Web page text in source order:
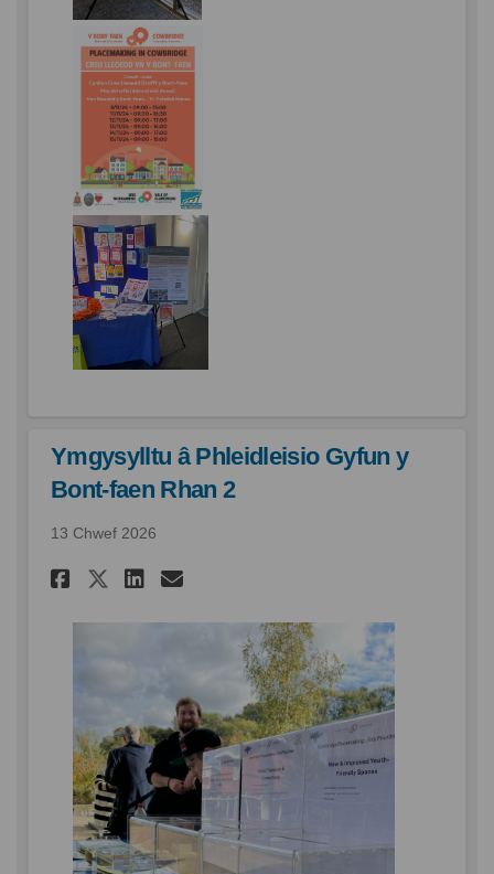
Ymgysylltu â Phleidleisio Gyfun y
Bont-faen Rhan 2
13 Chwef 2026
Rhannu Ymgysylltu â
Rhannu Ymgysylltu â
Rhannu Ymgysylltu â
E-bost Ymgysylltu â